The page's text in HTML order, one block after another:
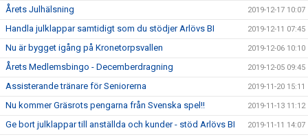
Årets Julhälsning 2019-12-17 10:07
Handla julklappar samtidigt som du stödjer Arlövs BI 2019-12-11 07:45
Nu är bygget igång på Kronetorpsvallen 2019-12-06 10:10
Årets Medlemsbingo - Decemberdragning 2019-12-05 09:45
Assisterande tränare för Seniorerna 2019-11-20 15:11
Nu kommer Gräsrots pengarna från Svenska spel!! 2019-11-13 11:12
Ge bort julklappar till anställda och kunder - stöd Arlövs BI 2019-11-11 14:07